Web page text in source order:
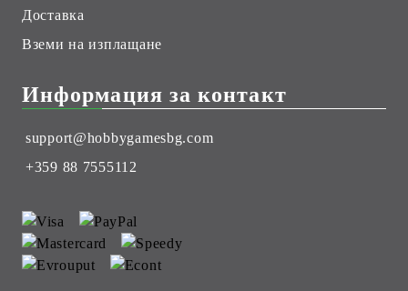
Доставка
Вземи на изплащане
Информация за контакт
support@hobbygamesbg.com
+359 88 7555112